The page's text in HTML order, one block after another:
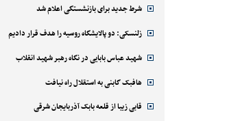
شرط جدید برای بازنشستگی اعلام شد
زلنسکی: دو پالایشگاه روسیه را هدف قرار دادیم
شهید عباس بابایی در نگاه رهبر شهید انقلاب
هافبک گابنی به استقلال راه نیافت
قابی زیبا از قلعه بابک آذربایجان شرقی